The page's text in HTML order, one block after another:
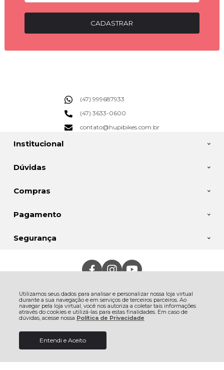
Utilizamos seus dados para analisar e personalizar nossa loja virtual
durante a sua navegação e em serviços de terceiros parceiros. Ao
navegar pela loja virtual, você nos autoriza a coletar tais informações
através do cookies e utilizá-las para estas finalidades. Em caso de
dúvidas, acesse nossa Política de Privacidade
Entendi e Aceito
CADASTRAR
Institucional
Dúvidas
Compras
(47) 999687933
(47) 3633-0600
contato@hupibikes.com.br
Pagamento
Segurança
Negro - 89287-430 - São Bento do Sul - SC
CNPJ: 11.282.954/0001-50 | © Todos os direitos reservados - Hupi B2B -
2026